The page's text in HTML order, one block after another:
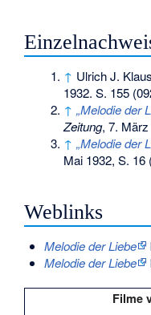
↑ Ulrich J.
1932. S. 155
↑ „Melodie der
Zeitung, 7.
↑ „Melodie der
Mai 1932, S.
Weblinks
Melodie der Liebe
Melodie der Liebe
Filme